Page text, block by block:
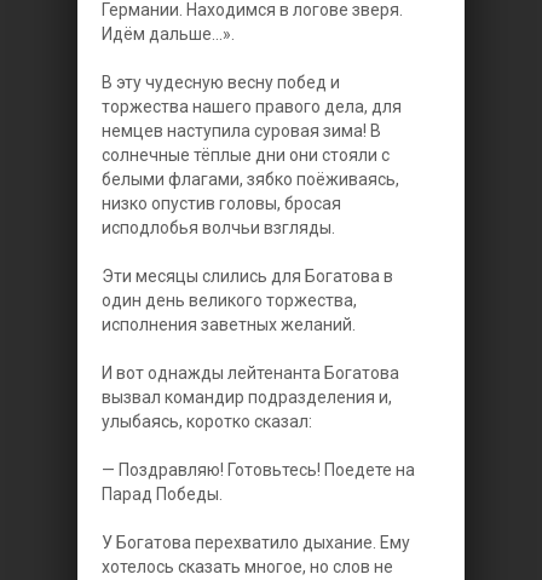
Германии. Находимся в логове зверя.
Идём дальше...».
В эту чудесную весну побед и
торжества нашего правого дела, для
немцев наступила суровая зима! В
солнечные тёплые дни они стояли с
белыми флагами, зябко поёживаясь,
низко опустив головы, бросая
исподлобья волчьи взгляды.
Эти месяцы слились для Богатова в
один день великого торжества,
исполнения заветных желаний.
И вот однажды лейтенанта Богатова
вызвал командир подразделения и,
улыбаясь, коротко сказал:
— Поздравляю! Готовьтесь! Поедете на
Парад Победы.
У Богатова перехватило дыхание. Ему
хотелось сказать многое, но слов не